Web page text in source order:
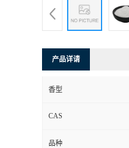
产品详请
香型
CAS
品种